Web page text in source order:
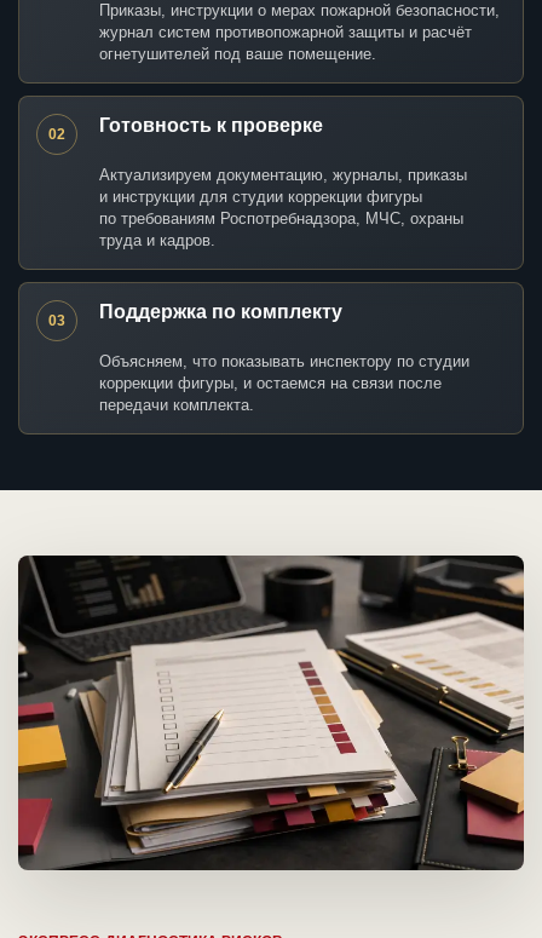
Приказы, инструкции о мерах пожарной безопасности,
журнал систем противопожарной защиты и расчёт
огнетушителей под ваше помещение.
02 Готовность к проверке
Актуализируем документацию, журналы, приказы
и инструкции для студии коррекции фигуры
по требованиям Роспотребнадзора, МЧС, охраны
труда и кадров.
03 Поддержка по комплекту
Объясняем, что показывать инспектору по студии
коррекции фигуры, и остаемся на связи после
передачи комплекта.